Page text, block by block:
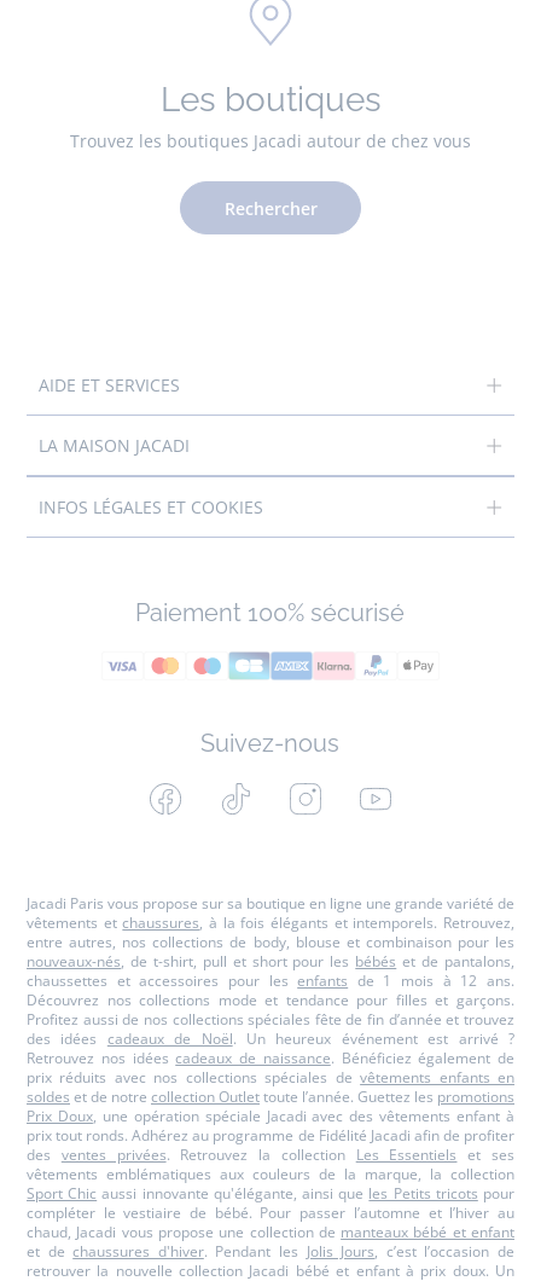
Les boutiques
Trouvez les boutiques Jacadi autour de chez vous
Rechercher
AIDE ET SERVICES
LA MAISON JACADI
INFOS LÉGALES ET COOKIES
Paiement 100% sécurisé
Suivez-nous
Facebook Tiktok InstagramYoutube
Jacadi Paris vous propose sur sa boutique en ligne une grande variété de
vêtements etchaussures, à la fois élégants et intemporels. Retrouvez,
entre autres, nos collections de body, blouse et combinaison pour les
nouveaux-nés, de t-shirt, pull et short pour les bébés et de pantalons,
chaussettes et accessoires pour lesenfants de 1 mois à 12 ans.
Découvrez nos collections mode et tendance pour filles et garçons.
Profitez aussi de nos collections spéciales fête de fin d’année et trouvez
des idées cadeaux de Noël. Un heureux événement est arrivé ?
Retrouvez nos idéescadeaux de naissance. Bénéficiez également de
prix réduits avec nos collections spéciales devêtements enfants en
soldes et de notre collection Outlettoute l’année. Guettez les promotions
Prix Doux, une opération spéciale Jacadi avec des vêtements enfant à
prix tout ronds. Adhérez au programme de Fidélité Jacadi afin de profiter
des ventes privées. Retrouvez la collection Les Essentiels et ses
vêtements emblématiques aux couleurs de la marque, la collection
Sport Chic aussi innovante qu'élégante, ainsi que les Petits tricots pour
compléter le vestiaire de bébé. Pour passer l’automne et l’hiver au
chaud, Jacadi vous propose une collection de manteaux bébé et enfant
et dechaussures d'hiver. Pendant les Jolis Jours, c’est l’occasion de
retrouver la nouvelle collection Jacadi bébé et enfant à prix doux. Un